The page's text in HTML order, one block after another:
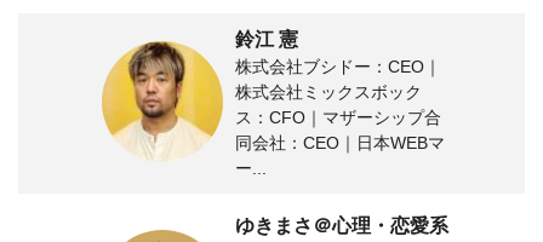
鈴江 憲
株式会社ブシドー：CEO｜
株式会社ミックスボック
ス：CFO｜マザーシップ合
同会社：CEO｜日本WEBマ
ー...
ゆきまさ＠心理・恋愛系